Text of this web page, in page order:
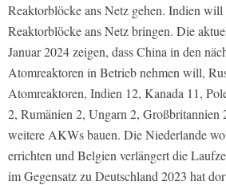
Reaktorblöcke ans Netz gehen. Indien will
Reaktorblöcke ans Netz bringen. Die
Januar 2024 zeigen, dass China in den
Atomreaktoren in Betrieb nehmen will,
Atomreaktoren, Indien 12, Kanada 11,
2, Rumänien 2, Ungarn 2,
weitere AKWs bauen. Die Niederlande
errichten und Belgien verlängert die
im Gegensatz zu Deutschland 2023 hat